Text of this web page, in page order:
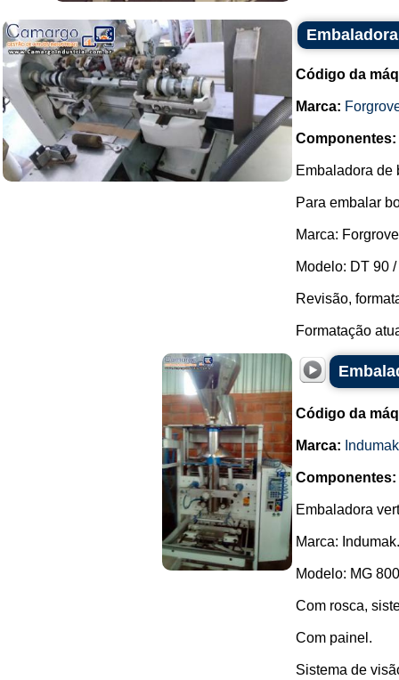
Código da
Marca:
Componentes:
Embaladora de
Para embalar
Marca:
Modelo: DT 90
Revisão,
Formatação
Código da
Marca: Indumak
Componentes:
Embaladora
Marca: Indumak.
Modelo: MG
Com rosca,
Com painel.
Sistema de